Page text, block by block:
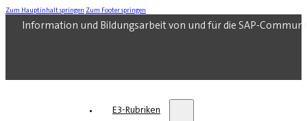
Zum Hauptinhalt springen Zum Footer springen
Information und Bildungsarbeit von und für die SAP-
E3-Rubriken